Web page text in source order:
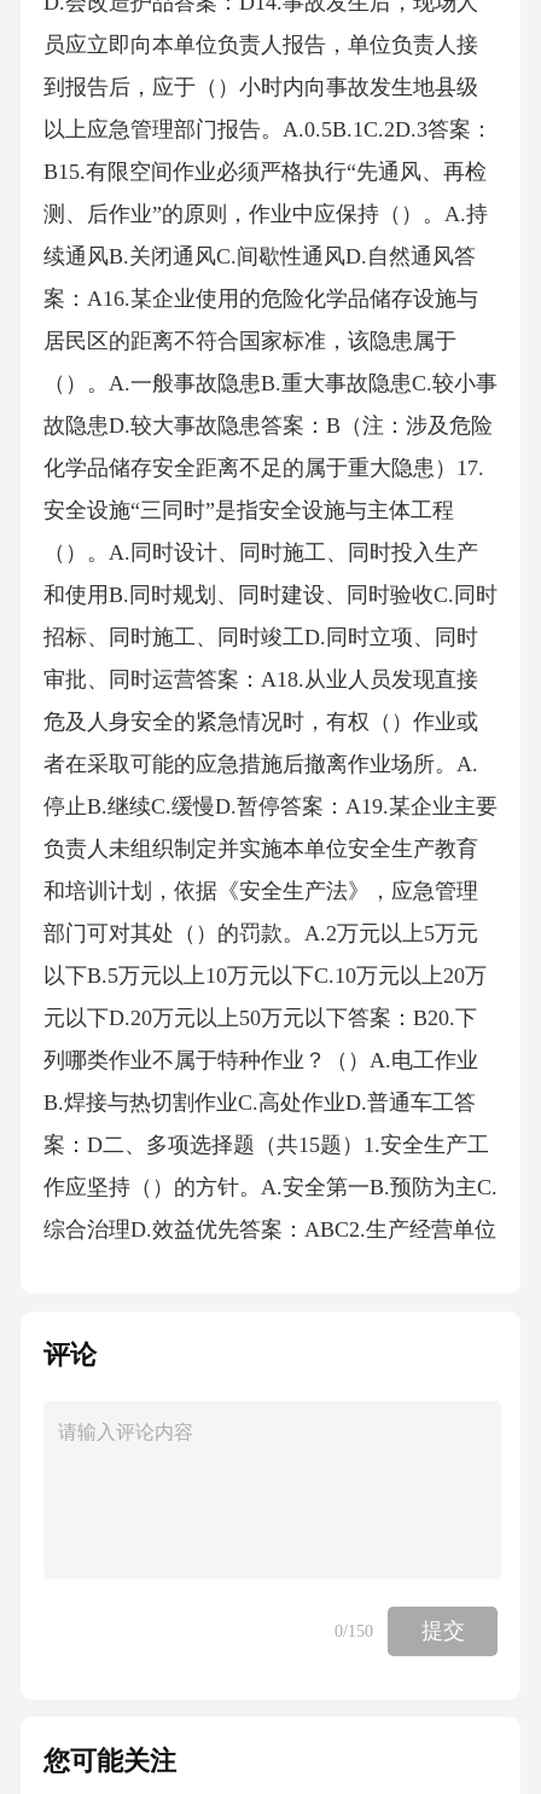
员应立即向本单位负责人报告，单位负责人接
到报告后，应于（）小时内向事故发生地县级
以上应急管理部门报告。A.0.5B.1C.2D.3答案：
B15.有限空间作业必须严格执行“先通风、再检
测、后作业”的原则，作业中应保持（）。A.持
续通风B.关闭通风C.间歇性通风D.自然通风答
案：A16.某企业使用的危险化学品储存设施与
居民区的距离不符合国家标准，该隐患属于
（）。A.一般事故隐患B.重大事故隐患C.较小事
故隐患D.较大事故隐患答案：B（注：涉及危险
化学品储存安全距离不足的属于重大隐患）17.
安全设施“三同时”是指安全设施与主体工程
（）。A.同时设计、同时施工、同时投入生产
和使用B.同时规划、同时建设、同时验收C.同时
招标、同时施工、同时竣工D.同时立项、同时
审批、同时运营答案：A18.从业人员发现直接
危及人身安全的紧急情况时，有权（）作业或
者在采取可能的应急措施后撤离作业场所。A.
停止B.继续C.缓慢D.暂停答案：A19.某企业主要
负责人未组织制定并实施本单位安全生产教育
和培训计划，依据《安全生产法》，应急管理
部门可对其处（）的罚款。A.2万元以上5万元
以下B.5万元以上10万元以下C.10万元以上20万
元以下D.20万元以上50万元以下答案：B20.下
列哪类作业不属于特种作业？（）A.电工作业
B.焊接与热切割作业C.高处作业D.普通车工答
案：D二、多项选择题（共15题）1.安全生产工
作应坚持（）的方针。A.安全第一B.预防为主C.
综合治理D.效益优先答案：ABC2.生产经营单位
安全生产责任制B.组织制定并实施本单位安全
产投入的有效实施D.组织制定并实施本单位的
坚持（）的原则。A.科学严谨B.依法依规C.实事
求是D.注重实效答案：ABCD5.有限空间作业
警戒区域D.直接进入作业答案：ABC6.下列属于
评论
0/150 提交
您可能关注